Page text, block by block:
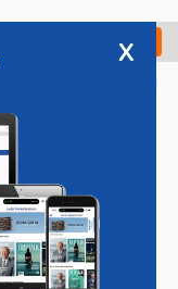
Check in
Vacatures
x